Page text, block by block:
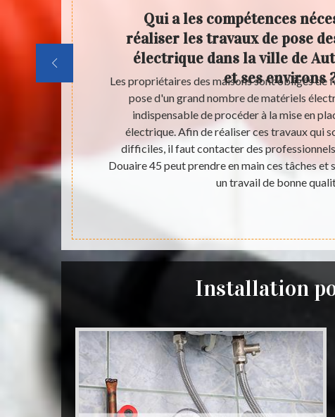
d'eau
un
Artisan
Qui a les compétences
réaliser les travaux de pose
électrique dans la ville de
et ses environs
Les propriétaires des maisons sont obligés de
pose d'un grand nombre de matériels
indispensable de procéder à la mise en
électrique. Afin de réaliser ces travaux qui
difficiles, il faut contacter des
Douaire 45 peut prendre en main ces tâches
un travail de bonne
Installation